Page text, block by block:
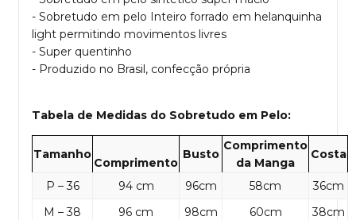
- Sobretudo em pelo Inteiro forrado em helanquinha
light permitindo movimentos livres
- Super quentinho
- Produzido no Brasil, confecção própria
Tabela de Medidas do Sobretudo em Pelo:
Tamanho
Comprimento
Busto
Comprimento
da Manga
Costa
P – 36 94 cm 96cm 58cm
36cm
M – 38
96 cm 98cm 60cm
38cm